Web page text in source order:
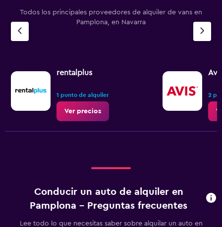
Todos los principales proveedores de alquiler de vans en
Pamplona, en Navarra
rentalplus
1 punto de alquiler
Ver precios
2
Conducir un auto de alquiler en
Pamplona - Preguntas frecuentes
Lee todo lo que necesitas saber sobre alquilar un auto en